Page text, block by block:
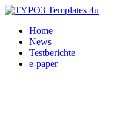
Home
News
Testberichte
e-paper